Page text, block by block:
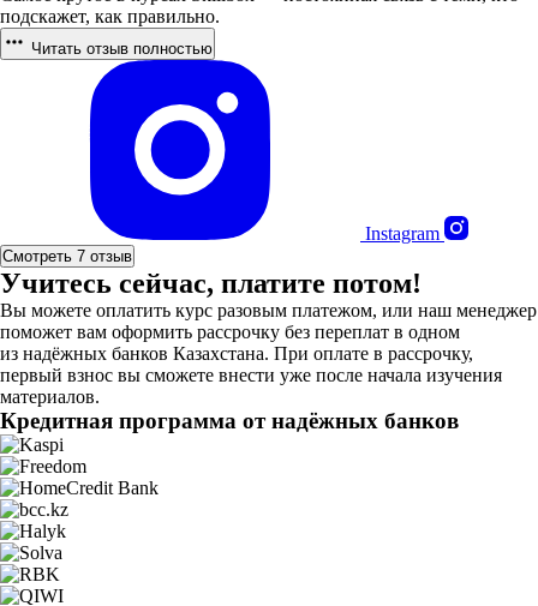
подскажет, как правильно.
Читать отзыв полностью
Instagram
Смотреть 7 отзыв
Учитесь сейчас, платите потом!
Вы можете оплатить курс разовым платежом, или наш менеджер
поможет вам оформить рассрочку без переплат в одном
из надёжных банков Казахстана. При оплате в рассрочку,
первый взнос вы сможете внести уже после начала изучения
материалов.
Кредитная программа от надёжных банков